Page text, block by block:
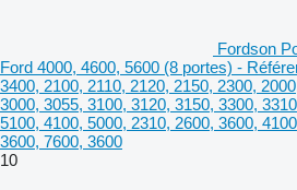
Fordson
Ford 4000, 4600, 5600 (8 portes) -
3400, 2100, 2110, 2120, 2150, 2300,
3000, 3055, 3100, 3120, 3150, 3300,
5100, 4100, 5000, 2310, 2600, 3600,
3600, 7600, 3600
10